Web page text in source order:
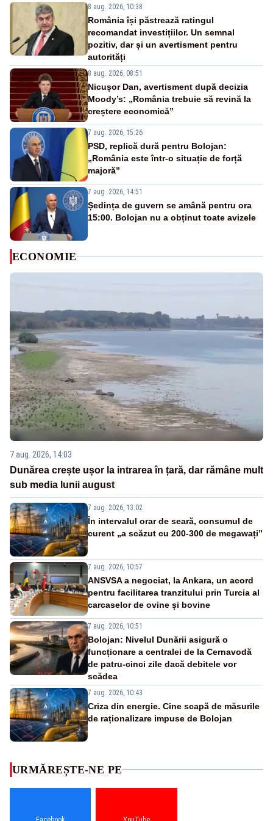
8 aug. 2026, 10:38
România își păstrează ratingul
recomandat investițiilor. Un semnal
pozitiv, dar și un avertisment pentru
autorități
8 aug. 2026, 08:51
Nicușor Dan, avertisment după decizia
Moody’s: „România trebuie să revină la
creștere economică”
7 aug. 2026, 15:26
PSD, replică dură pentru Bolojan:
„România este într-o situație de forță
majoră”
7 aug. 2026, 14:51
Ședința de guvern se amână pentru ora
15:00. Bolojan nu a obținut toate avizele
ECONOMIE
7 aug. 2026, 14:03
Dunărea crește ușor la intrarea în țară, dar rămâne mult
sub media lunii august
7 aug. 2026, 13:02
În intervalul orar de seară, consumul de
curent „a scăzut cu 200-300 de megawați”
7 aug. 2026, 10:57
ANSVSA a negociat, la Ankara, un acord
pentru facilitarea tranzitului prin Turcia al
carcaselor de ovine și bovine
7 aug. 2026, 10:51
Bolojan: Nivelul Dunării asigură o
funcționare a centralei de la Cernavodă
de patru-cinci zile dacă debitele vor
scădea
7 aug. 2026, 10:43
Criza din energie. Cine scapă de măsurile
de raționalizare impuse de Bolojan
URMĂREȘTE-NE PE